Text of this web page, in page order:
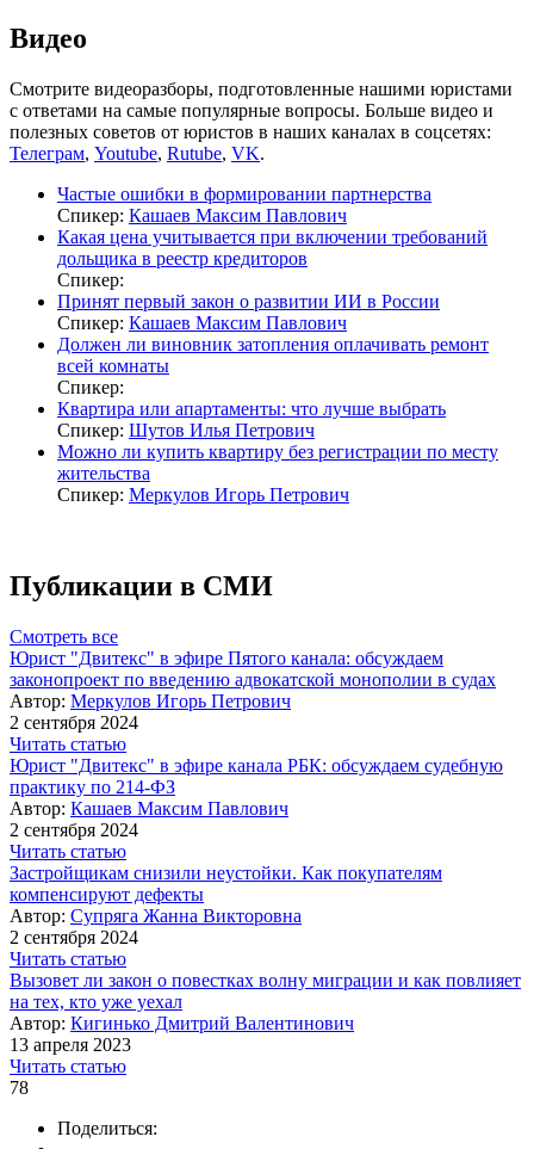
Видео
Смотрите видеоразборы, подготовленные нашими юристами
с ответами на самые популярные вопросы. Больше видео и
полезных советов от юристов в наших каналах в соцсетях:
Телеграм, Youtube, Rutube, VK.
Частые ошибки в формировании партнерства
Спикер: Кашаев Максим Павлович
Какая цена учитывается при включении требований
дольщика в реестр кредиторов
Спикер:
Принят первый закон о развитии ИИ в России
Спикер: Кашаев Максим Павлович
Должен ли виновник затопления оплачивать ремонт
всей комнаты
Спикер:
Квартира или апартаменты: что лучше выбрать
Спикер: Шутов Илья Петрович
Можно ли купить квартиру без регистрации по месту
жительства
Спикер: Меркулов Игорь Петрович
Публикации в СМИ
Смотреть все
Юрист "Двитекс" в эфире Пятого канала: обсуждаем
законопроект по введению адвокатской монополии в судах
Автор: Меркулов Игорь Петрович
2 сентября 2024
Читать статью
Юрист "Двитекс" в эфире канала РБК: обсуждаем судебную
практику по 214-ФЗ
Автор: Кашаев Максим Павлович
2 сентября 2024
Читать статью
Застройщикам снизили неустойки. Как покупателям
компенсируют дефекты
Автор: Супряга Жанна Викторовна
2 сентября 2024
Читать статью
Вызовет ли закон о повестках волну миграции и как повлияет
на тех, кто уже уехал
Автор: Кигинько Дмитрий Валентинович
13 апреля 2023
Читать статью
78
Поделиться: